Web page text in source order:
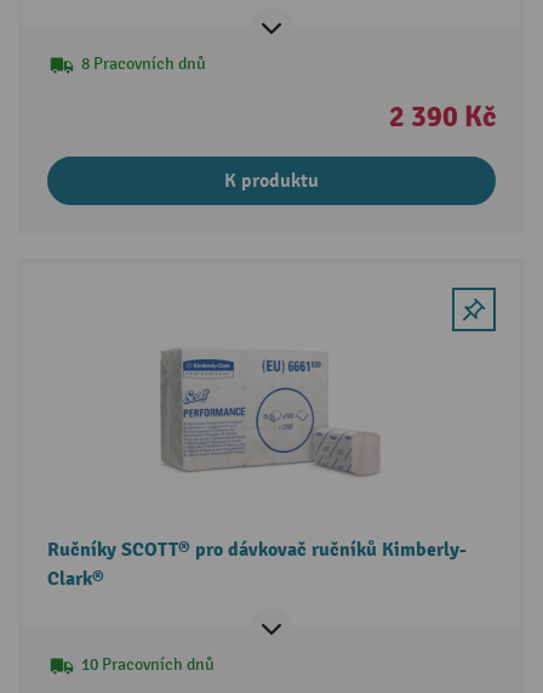
8 Pracovních dnů
2 390 Kč
K produktu
Ručníky SCOTT® pro dávkovač ručníků Kimberly-
Clark®
10 Pracovních dnů